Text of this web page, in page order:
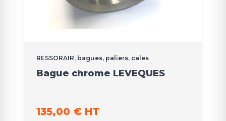
RESSORAIR, bagues, paliers, cales
Bague chrome LEVEQUES
135,00 € HT